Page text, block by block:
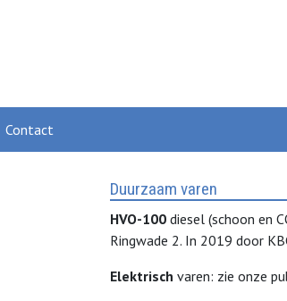
Contact
Duurzaam varen
HVO-100 diesel (schoon en
Ringwade 2. In 2019 door
Elektrisch varen: zie onze